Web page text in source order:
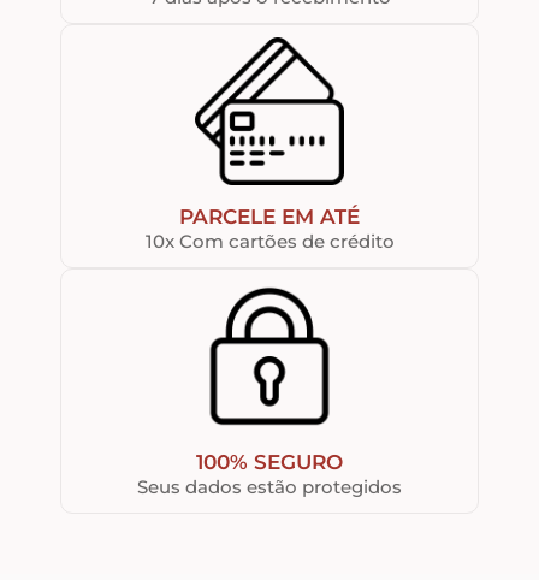
PARCELE EM ATÉ
10x Com cartões de crédito
100% SEGURO
Seus dados estão protegidos